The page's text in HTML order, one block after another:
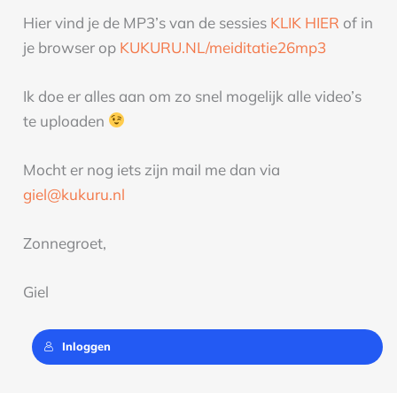
Hier vind je de MP3’s van de sessies KLIK HIER of in
je browser op KUKURU.NL/meiditatie26mp3
Ik doe er alles aan om zo snel mogelijk alle video’s
te uploaden
Mocht er nog iets zijn mail me dan via
giel@kukuru.nl
Zonnegroet,
Giel
Inloggen